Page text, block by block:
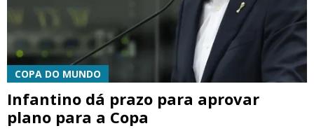
COPA DO MUNDO
Infantino dá prazo para aprovar
plano para a Copa